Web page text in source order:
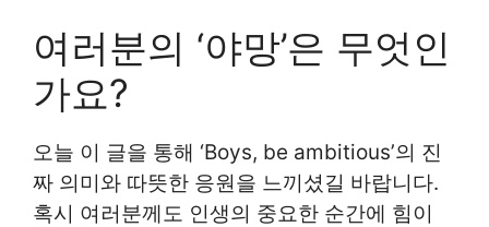
여러분의 ‘야망’은 무엇인
가요?
오늘 이 글을 통해 ‘Boys, be ambitious’의 진
짜 의미와 따뜻한 응원을 느끼셨길 바랍니다.
혹시 여러분께도 인생의 중요한 순간에 힘이